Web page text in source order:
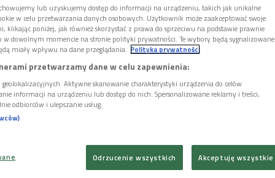
lub uzyskujemy dostęp do informacji na urządzeniu, takich jak unikalne
w celu przetwarzania danych osobowych. Użytkownik może zaakceptować swoje
klikając poniżej, jak również skorzystać z prawa do sprzeciwu na podstawie prawnie
w dowolnym momencie na stronie polityki prywatności. Te wybory będą sygnalizowane
miały wpływu na dane przeglądania. Polityka prywatności
przetwarzamy dane w celu zapewnienia:
geolokalizacyjnych. Aktywne skanowanie charakterystyki urządzenia do celów
informacji na urządzeniu lub dostęp do nich. Spersonalizowane reklamy i treści,
odbiorców i ulepszanie usług.
Odrzucenie wszystkich Akceptuję wszystkie